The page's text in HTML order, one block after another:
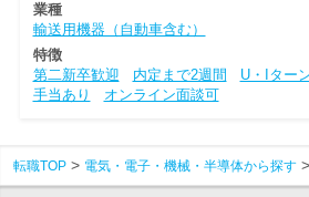
業種
輸送用機器（自動車含む）
特徴
第二新卒歓迎
内定まで2週間 U・Iター
手当あり
オンライン面談可
転職TOP 電気・電子・機械・半導体から探す